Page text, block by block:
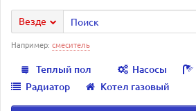
Везде
Например: смеситель
Теплый пол Насосы
Радиатор
Котел газовый